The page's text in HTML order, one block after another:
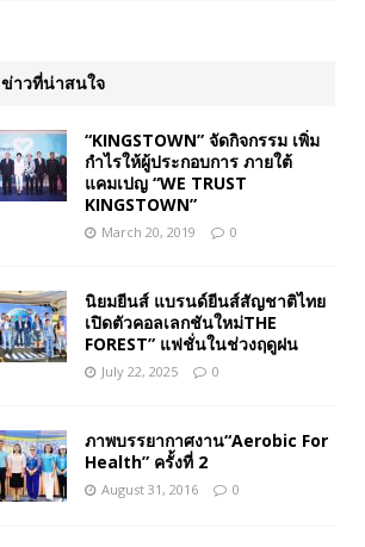
ข่าวที่น่าสนใจ
“KINGSTOWN” จัดกิจกรรม เพิ่ม
กำไรให้ผู้ประกอบการ ภายใต้
แคมเปญ “WE TRUST
KINGSTOWN”
March 20, 2019 0
นิยมยีนส์ แบรนด์ยีนส์สัญชาติไทย
เปิดตัวคอลเลกชันใหม่THE
FOREST” แฟชั่นในช่วงฤดูฝน
July 22, 2025 0
ภาพบรรยากาศงาน“Aerobic For
Health” ครั้งที่ 2
August 31, 2016 0